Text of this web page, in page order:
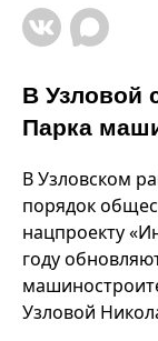
В Узловой
Парка
В Узловском
порядок
нацпроекту
году
Узловой